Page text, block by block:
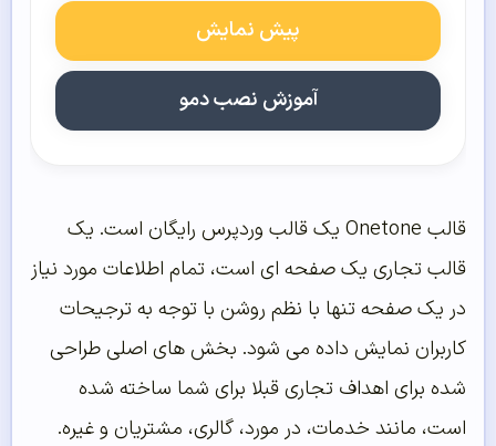
پیش نمایش
آموزش نصب دمو
قالب Onetone یک قالب وردپرس رایگان است. یک
قالب تجاری یک صفحه ای است، تمام اطلاعات مورد نیاز
در یک صفحه تنها با نظم روشن با توجه به ترجیحات
کاربران نمایش داده می شود. بخش های اصلی طراحی
شده برای اهداف تجاری قبلا برای شما ساخته شده
است، مانند خدمات، در مورد، گالری، مشتریان و غیره.